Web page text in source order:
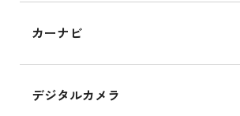
カーナビ
デジタルカメラ